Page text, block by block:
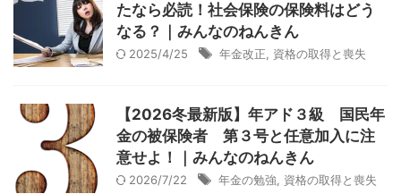
たなら必読！社会保険の保険料はどう
なる？｜みんなのねんきん
2025/4/25 年金改正 資格の取得と喪失
【2026冬最新版】年アド３級 国民年
金の被保険者 第３号と任意加入に注
意せよ！｜みんなのねんきん
2026/7/22 年金の勉強 資格の取得と喪失